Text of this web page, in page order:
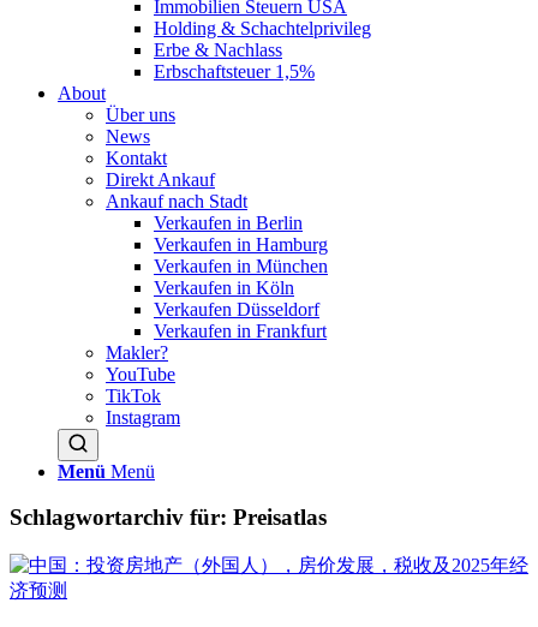
Immobilien Steuern USA
Holding & Schachtelprivileg
Erbe & Nachlass
Erbschaftsteuer 1,5%
About
Über uns
News
Kontakt
Direkt Ankauf
Ankauf nach Stadt
Verkaufen in Berlin
Verkaufen in Hamburg
Verkaufen in München
Verkaufen in Köln
Verkaufen Düsseldorf
Verkaufen in Frankfurt
Makler?
YouTube
TikTok
Instagram
Menü Menü
Schlagwortarchiv für: Preisatlas